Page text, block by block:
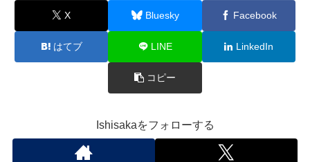
X Bluesky Facebook
はてブ LINE LinkedIn
コピー
Ishisakaをフォローする